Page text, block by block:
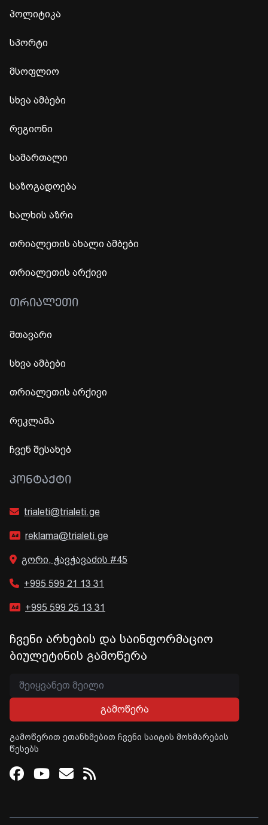
პოლიტიკა
სპორტი
მსოფლიო
სხვა ამბები
რეგიონი
სამართალი
საზოგადოება
ხალხის აზრი
თრიალეთის ახალი ამბები
თრიალეთის არქივი
ᲗᲠᲘᲐᲚᲔᲗᲘ
მთავარი
სხვა ამბები
თრიალეთის არქივი
რეკლამა
ჩვენ შესახებ
ᲙᲝᲜᲢᲐᲥᲢᲘ
trialeti@trialeti.ge
reklama@trialeti.ge
გორი, ჭავჭავაძის #45
+995 599 21 13 31
+995 599 25 13 31
ჩვენი არხების და საინფორმაციო
ბიულეტინის გამოწერა
გამოწერა
გამოწერით ეთანხმებით ჩვენი საიტის მოხმარების
წესებს
Facebook
Youtube
Email
RSS